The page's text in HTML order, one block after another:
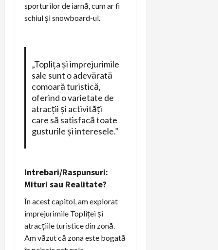
sporturilor de iarnă, cum ar fi
schiul și snowboard-ul.
„Toplița și imprejurimile
sale sunt o adevărată
comoară turistică,
oferind o varietate de
atracții și activități
care să satisfacă toate
gusturile și interesele.”
Intrebari/Raspunsuri:
Mituri sau Realitate?
În acest capitol, am explorat
imprejurimile Topliței și
atracțiile turistice din zonă.
Am văzut că zona este bogată